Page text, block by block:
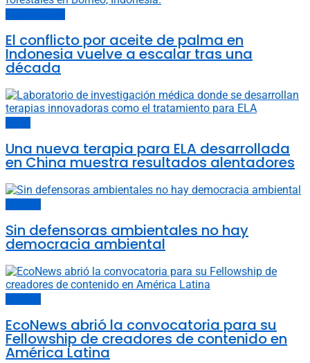
El conflicto por aceite de palma en
Indonesia vuelve a escalar tras una
década
Una nueva terapia para ELA desarrollada
en China muestra resultados alentadores
Sin defensoras ambientales no hay
democracia ambiental
EcoNews abrió la convocatoria para su
Fellowship de creadores de contenido en
América Latina